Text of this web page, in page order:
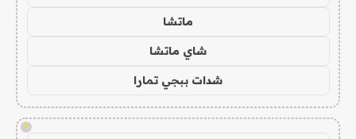
ماتشا
شاي ماتشا
شدات ببجي تمارا
!